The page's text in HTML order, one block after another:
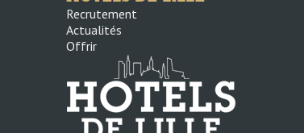
Recrutement
Actualités
Offrir